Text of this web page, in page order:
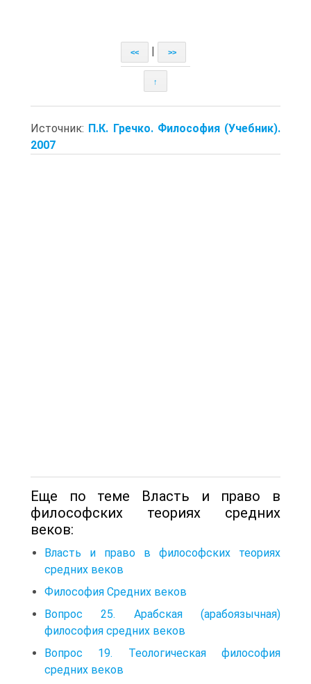
<< >>
↑
Источник: П.К. Гречко. Философия (Учебник).
2007
Еще по теме Власть и право в
философских теориях средних
веков:
Власть и право в философских теориях
средних веков
Философия Средних веков
Вопрос 25. Арабская (арабоязычная)
философия средних веков
Вопрос 19. Теологическая философия
средних веков